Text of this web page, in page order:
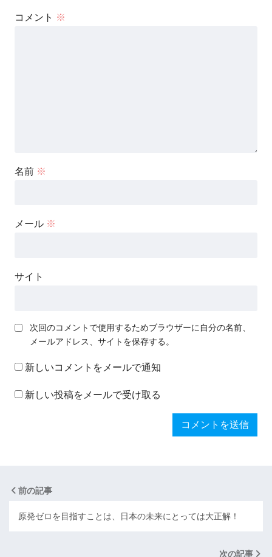
コメント ※
名前 ※
メール ※
サイト
次回のコメントで使用するためブラウザーに自分の名前、
メールアドレス、サイトを保存する。
新しいコメントをメールで通知
新しい投稿をメールで受け取る
前の記事
原発ゼロを目指すことは、日本の未来にとっては大正解！
次の記事